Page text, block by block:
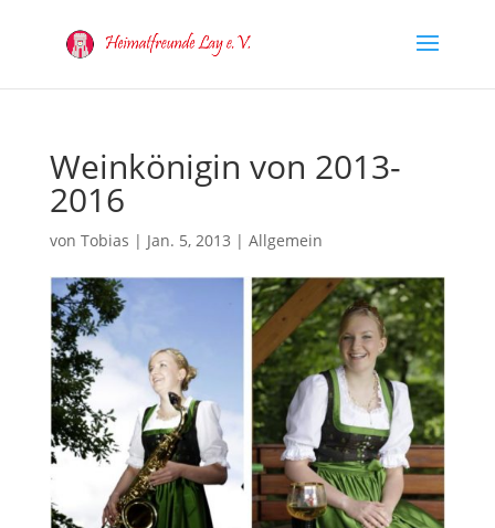
Weinkönigin von 2013-
2016
von Tobias | Jan. 5, 2013 | Allgemein